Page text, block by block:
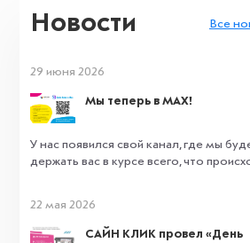
Новости Все
29 июня 2026
Мы теперь в MAX!
У нас появился свой канал, где мы
держать вас в курсе всего, что
22 мая 2026
САЙН КЛИК провел «День